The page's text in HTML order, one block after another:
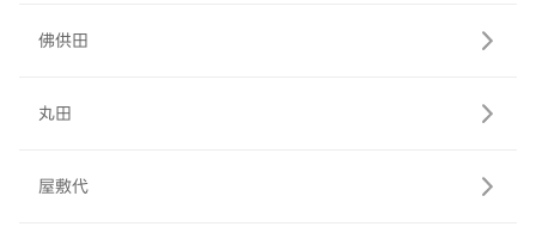
佛供田
丸田
屋敷代